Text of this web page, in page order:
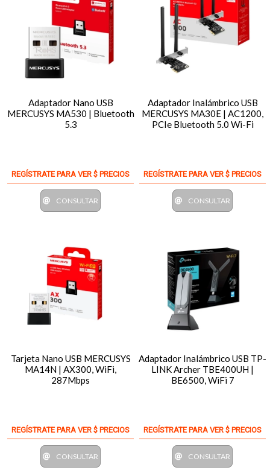
Adaptador Nano USB
MERCUSYS MA530 | Bluetooth
5.3
REGÍSTRATE PARA VER $ PRECIOS
CONSULTAR
Adaptador Inalámbrico USB
MERCUSYS MA30E | AC1200,
PCIe Bluetooth 5.0 Wi-Fi
REGÍSTRATE PARA VER $ PRECIOS
CONSULTAR
Tarjeta Nano USB MERCUSYS
MA14N | AX300, WiFi,
287Mbps
REGÍSTRATE PARA VER $ PRECIOS
CONSULTAR
Adaptador Inalámbrico USB TP-
LINK Archer TBE400UH |
BE6500, WiFi 7
REGÍSTRATE PARA VER $ PRECIOS
CONSULTAR